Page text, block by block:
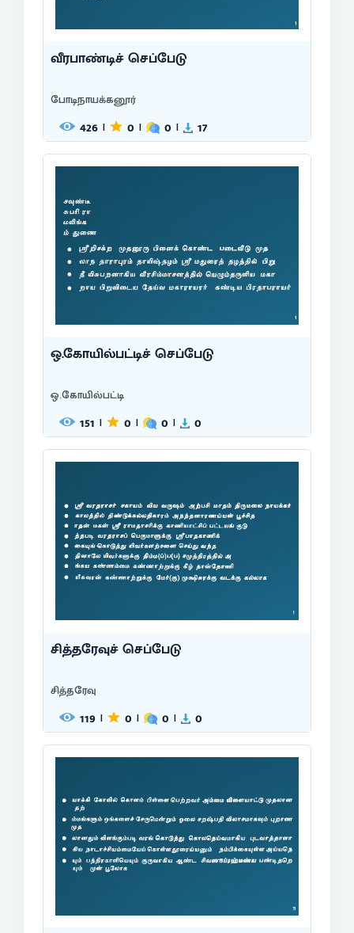
வீரபாண்டிச் செப்பேடு
போடிநாயக்கனூர்
426 | 0 | 0 | 17
ஒ.கோயில்பட்டிச் செப்பேடு
ஒ.கோயில்பட்டி
151 | 0 | 0 | 0
சித்தரேவுச் செப்பேடு
சித்தரேவு
119 | 0 | 0 | 0